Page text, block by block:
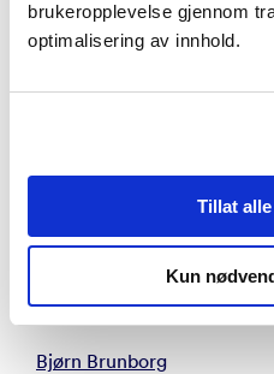
brukeropplevelse gjennom
optimalisering av innhold.
Tillat
Kun
Relaterte personer
Christina Hauge
Seniorrådgiver
chha@norceresearch.no
Bjørn Brunborg